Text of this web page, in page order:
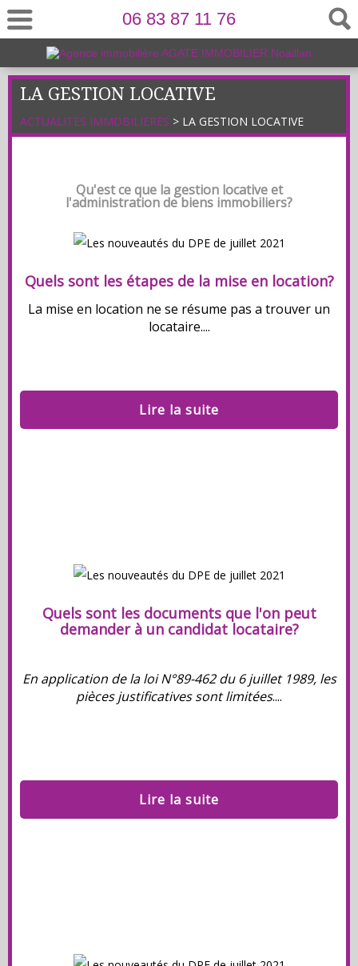
06 83 87 11 76
LA GESTION LOCATIVE
ACTUALITES IMMOBILIERES > LA GESTION LOCATIVE
Qu'est ce que la gestion locative et
l'administration de biens immobiliers?
Quels sont les étapes de la mise en location?
La mise en location ne se résume pas a trouver un
locataire....
Lire la suite
Quels sont les documents que l'on peut
demander à un candidat locataire?
En application de la loi N°89-462 du 6 juillet 1989, les
pièces justificatives sont limitées....
Lire la suite